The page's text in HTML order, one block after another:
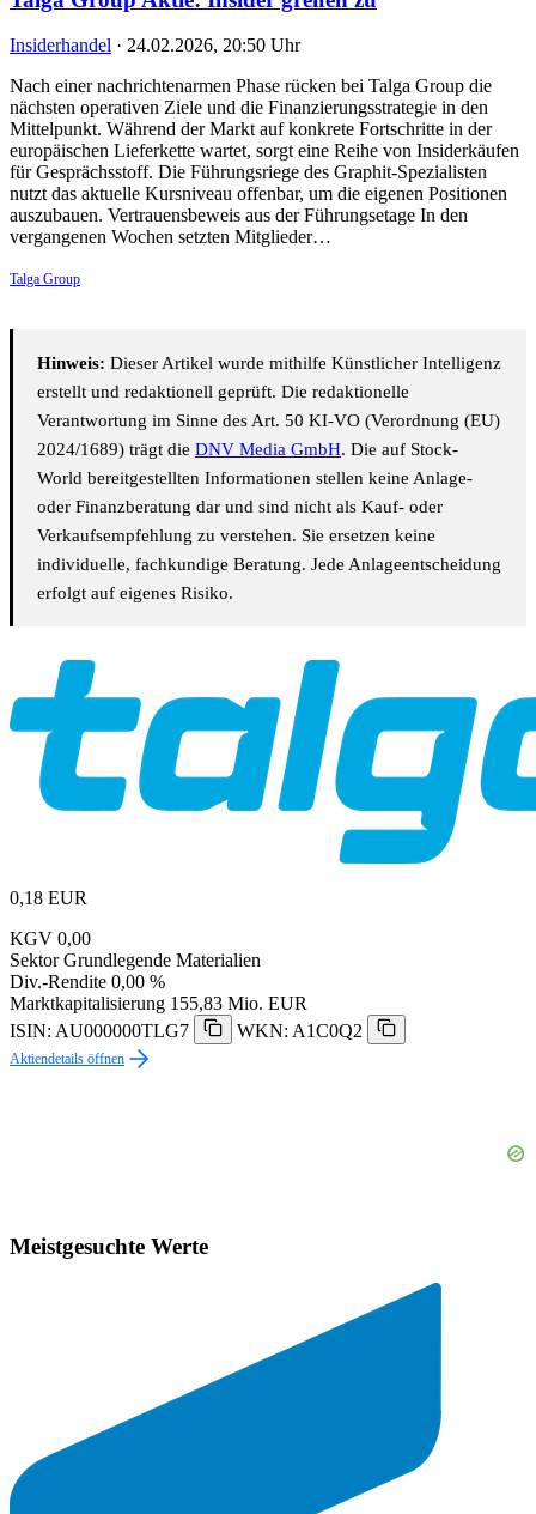
Insiderhandel · 24.02.2026, 20:50 Uhr
Nach einer nachrichtenarmen Phase rücken bei Talga Group die
nächsten operativen Ziele und die Finanzierungsstrategie in den
Mittelpunkt. Während der Markt auf konkrete Fortschritte in der
europäischen Lieferkette wartet, sorgt eine Reihe von Insiderkäufen
für Gesprächsstoff. Die Führungsriege des Graphit-Spezialisten
nutzt das aktuelle Kursniveau offenbar, um die eigenen Positionen
auszubauen. Vertrauensbeweis aus der Führungsetage In den
vergangenen Wochen setzten Mitglieder…
Talga Group
Hinweis: Dieser Artikel wurde mithilfe Künstlicher Intelligenz
erstellt und redaktionell geprüft. Die redaktionelle
Verantwortung im Sinne des Art. 50 KI-VO (Verordnung (EU)
2024/1689) trägt die DNV Media GmbH. Die auf Stock-
World bereitgestellten Informationen stellen keine Anlage-
oder Finanzberatung dar und sind nicht als Kauf- oder
Verkaufsempfehlung zu verstehen. Sie ersetzen keine
individuelle, fachkundige Beratung. Jede Anlageentscheidung
erfolgt auf eigenes Risiko.
0,18 EUR
KGV 0,00
Sektor Grundlegende Materialien
Div.-Rendite 0,00 %
Marktkapitalisierung 155,83 Mio. EUR
ISIN: AU000000TLG7
WKN: A1C0Q2
Aktiendetails öffnen
Meistgesuchte Werte